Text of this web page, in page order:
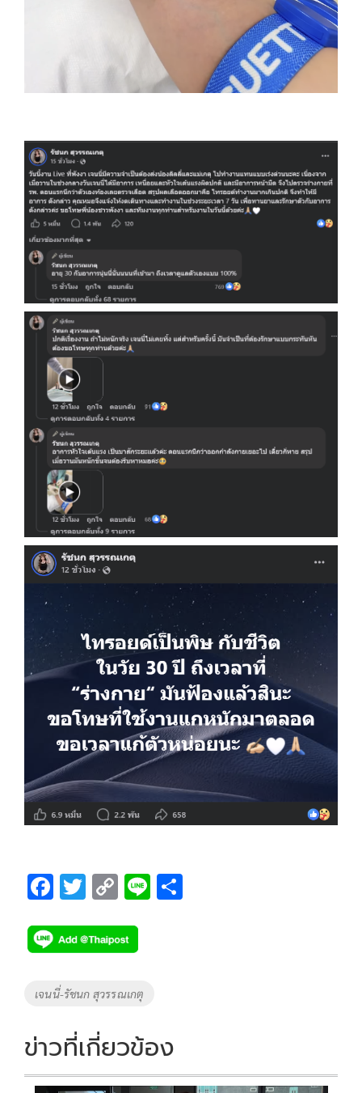
F
e
b
o
k
T
tt
er
C
p
y
Li
k
Li
Tags
เจนนี่-รัชนก สุวรรณเกตุ
ข่าวที่เกี่ยวข้อง